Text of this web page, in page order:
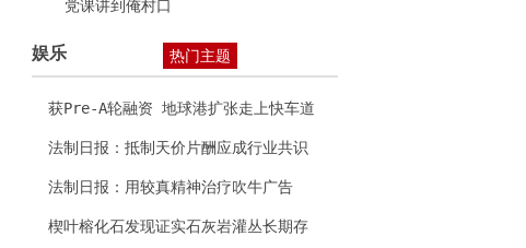
斗精神 建功立业新时代）
党课讲到俺村口
娱乐 热门主题
获Pre-A轮融资 地球港扩张走上快车道
法制日报：抵制天价片酬应成行业共识
法制日报：用较真精神治疗吹牛广告
楔叶榕化石发现证实石灰岩灌丛长期存